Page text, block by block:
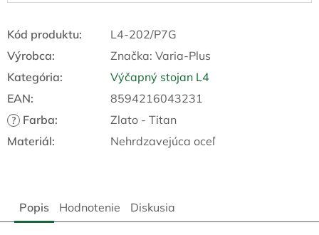
Kód produktu:
L4-202/P7G
Výrobca:
Značka: Varia-Plus
Kategória:
Výčapný stojan L4
EAN: 8594216043231
? Farba:
Zlato - Titan
Materiál: Nehrdzavejúca oceľ
Popis Hodnotenie Diskusia